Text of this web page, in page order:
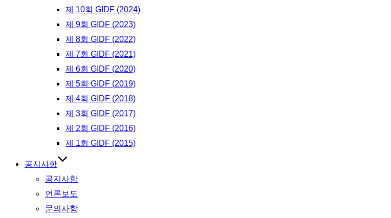
제 10회 GIDF (2024)
제 9회 GIDF (2023)
제 8회 GIDF (2022)
제 7회 GIDF (2021)
제 6회 GIDF (2020)
제 5회 GIDF (2019)
제 4회 GIDF (2018)
제 3회 GIDF (2017)
제 2회 GIDF (2016)
제 1회 GIDF (2015)
공지사항
공지사항
언론보도
문의사항